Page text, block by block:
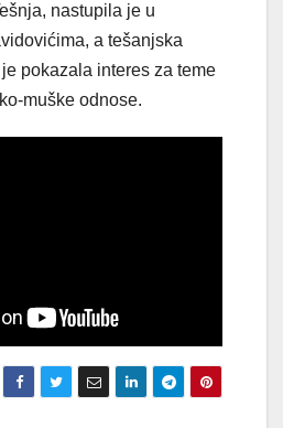
nastupila je u
a tešanjska
pokazala interes za teme
muške odnose.